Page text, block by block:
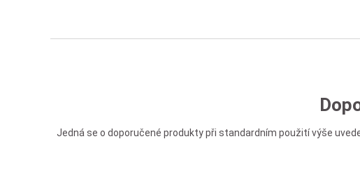
Jedná se o doporučené produkty při standardním použití výše